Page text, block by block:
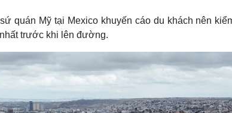
Hậu trường
Văn hóa
Thời trang
Sao Việt
quán Mỹ tại Mexico khuyến cáo du khách nên
trước khi lên đường.